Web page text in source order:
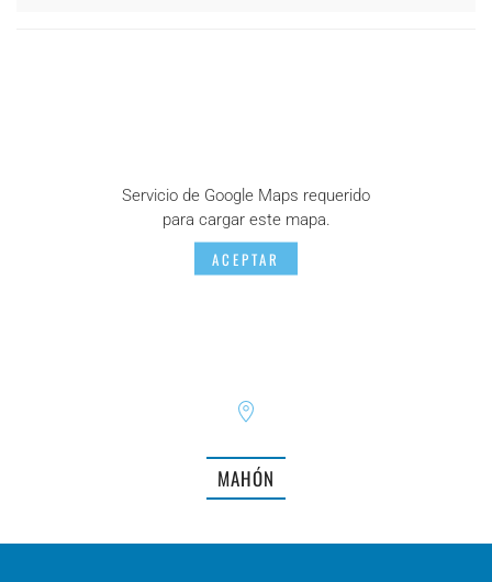
Servicio de Google Maps requerido
para cargar este mapa.
ACEPTAR
MAHÓN